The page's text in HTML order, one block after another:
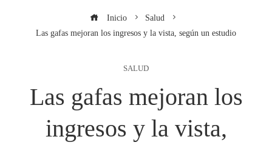
Inicio
Salud
Las gafas mejoran los ingresos y la vista, según un estudio
SALUD
Las gafas mejoran los
ingresos y la vista,